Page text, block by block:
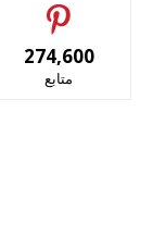
274,600
متابع